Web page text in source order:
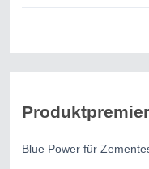
Blue Power für